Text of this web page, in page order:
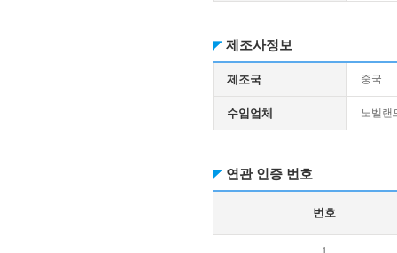
제조사정보
제조국 중국
수입업체 노벨랜
연관 인증 번호
번호